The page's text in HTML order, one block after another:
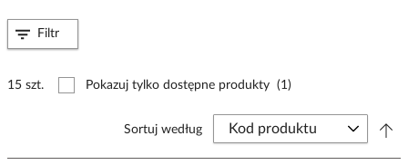
15 szt. Pokazuj tylko dostępne produkty (1)
Sortuj według
Filtr